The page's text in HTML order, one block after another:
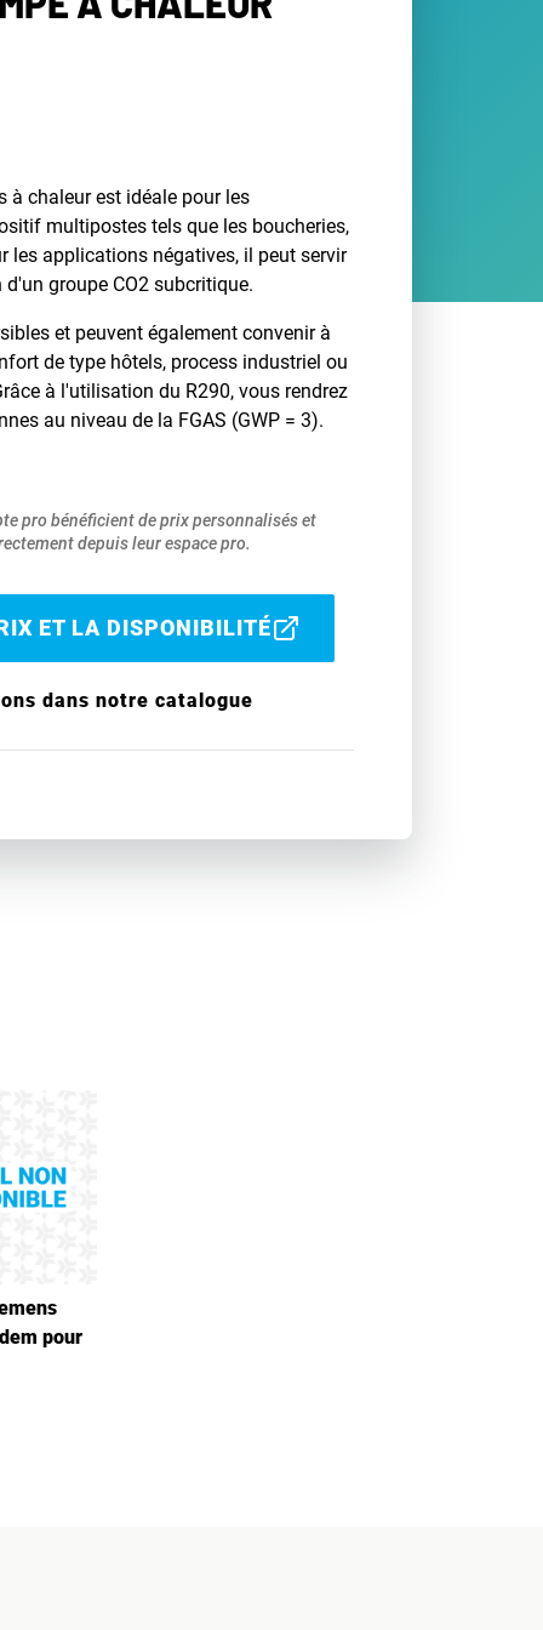
à chaleur est idéale pour les
multipostes tels que les boucheries,
les applications négatives, il peut servir
groupe CO2 subcritique.
et peuvent également convenir à
de type hôtels, process industriel ou
à l'utilisation du R290, vous rendrez
au niveau de la FGAS (GWP = 3).
pro bénéficient de prix personnalisés et
depuis leur espace pro.
ET LA DISPONIBILITÉ
dans notre catalogue
pour